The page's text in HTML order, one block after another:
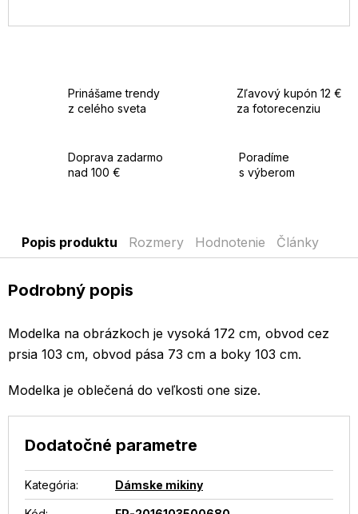
Prinášame trendy
z celého sveta
Zľavový kupón 12 €
za fotorecenziu
Doprava zadarmo
nad 100 €
Poradíme
s výberom
Popis produktu Rozmery Hodnotenie Články
Podrobný popis
Modelka na obrázkoch je vysoká 172 cm, obvod cez
prsia 103 cm, obvod pása 73 cm a boky 103 cm.
Modelka je oblečená do veľkosti one size.
Dodatočné parametre
Kategória: Dámske mikiny